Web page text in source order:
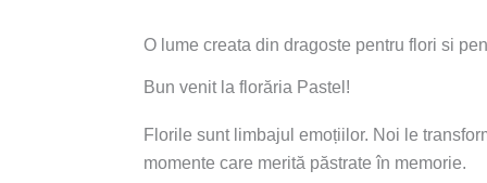
O lume creata din dragoste pentru flori si
Bun venit la florăria Pastel!
Florile sunt limbajul emoțiilor. Noi le
momente care merită păstrate în memorie.